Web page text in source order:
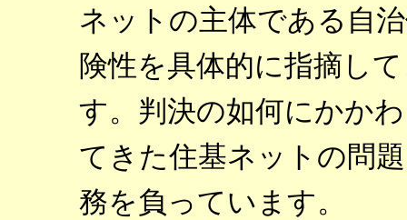
ネットの主体である自
険性を具体的に指摘し
す。判決の如何にかか
てきた住基ネットの問
務を負っています。